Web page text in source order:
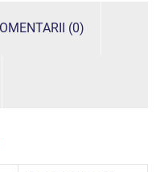
(0)